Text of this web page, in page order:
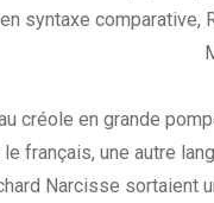
syntaxe
créole en grande
français, une autre
Narcisse sortaient